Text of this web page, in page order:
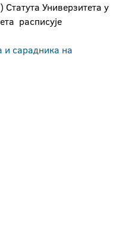
Универзитета у
расписује
и сарадника на